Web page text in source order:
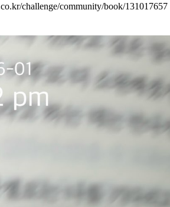
challenge/community/book/131017657